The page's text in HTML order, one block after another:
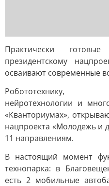
Практически
президентскому
осваивают современные
Робототехнику,
нейротехнологии и
«Кванториумах»,
нацпроекта «Молодежь и
11 направлениям.
В настоящий момент
технопарка: в
есть 2 мобильные